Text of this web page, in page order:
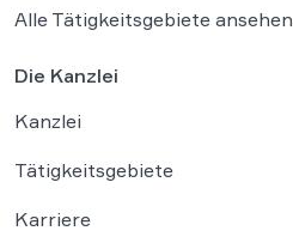
Alle Tätigkeitsgebiete ansehen
Die Kanzlei
Kanzlei
Tätigkeitsgebiete
Karriere